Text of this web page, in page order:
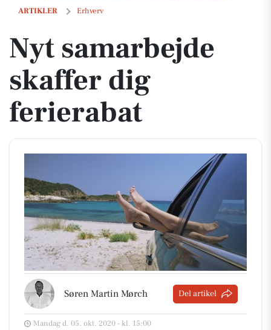
ARTIKLER Erhverv
Nyt samarbejde skaffer dig ferierabat
Nyt samarbejde
skaffer dig
ferierabat
Søren Martin Mørch Del artikel
Mandag d. 05. okt. 2020 - kl. 15:00